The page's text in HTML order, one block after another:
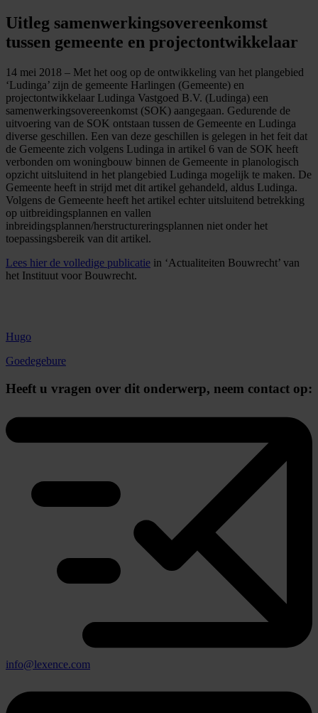
Uitleg samenwerkingsovereenkomst
tussen gemeente en projectontwikkelaar
14 mei 2018 – Met het oog op de ontwikkeling van het plangebied
‘Ludinga’ zijn de gemeente Harlingen (Gemeente) en
projectontwikkelaar Ludinga Vastgoed B.V. (Ludinga) een
samenwerkingsovereenkomst (SOK) aangegaan. Gedurende de
uitvoering van de SOK ontstaan tussen de Gemeente en Ludinga
diverse geschillen. Een van deze geschillen is gelegen in het feit dat
de Gemeente zich volgens Ludinga in artikel 6 van de SOK heeft
verbonden om woningbouw binnen de Gemeente in planologisch
opzicht uitsluitend in het plangebied Ludinga mogelijk te maken. De
Gemeente heeft in strijd met dit artikel gehandeld, aldus Ludinga.
Volgens de Gemeente heeft het artikel echter uitsluitend betrekking
op uitbreidingsplannen en vallen
inbreidingsplannen/herstructureringsplannen niet onder het
toepassingsbereik van dit artikel.
Lees hier de volledige publicatie in ‘Actualiteiten Bouwrecht’ van
het Instituut voor Bouwrecht.
Hugo
Goedegebure
Heeft u vragen over dit onderwerp, neem contact op:
info@lexence.com